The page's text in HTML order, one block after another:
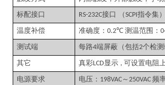
标配接口 RS-232C接口 （SCPI指令集）
温度补偿 准确度： 0.2℃ 测温范围：
测试端 每路4端屏蔽（包括2个检测
其它 真彩LCD显示 , 可设置电阻
电源要求 电压： 198VAC ～ 250VAC 频